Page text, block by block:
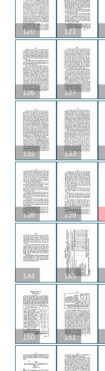
120 121
126 127
132 133
138 139
144 145
150 151